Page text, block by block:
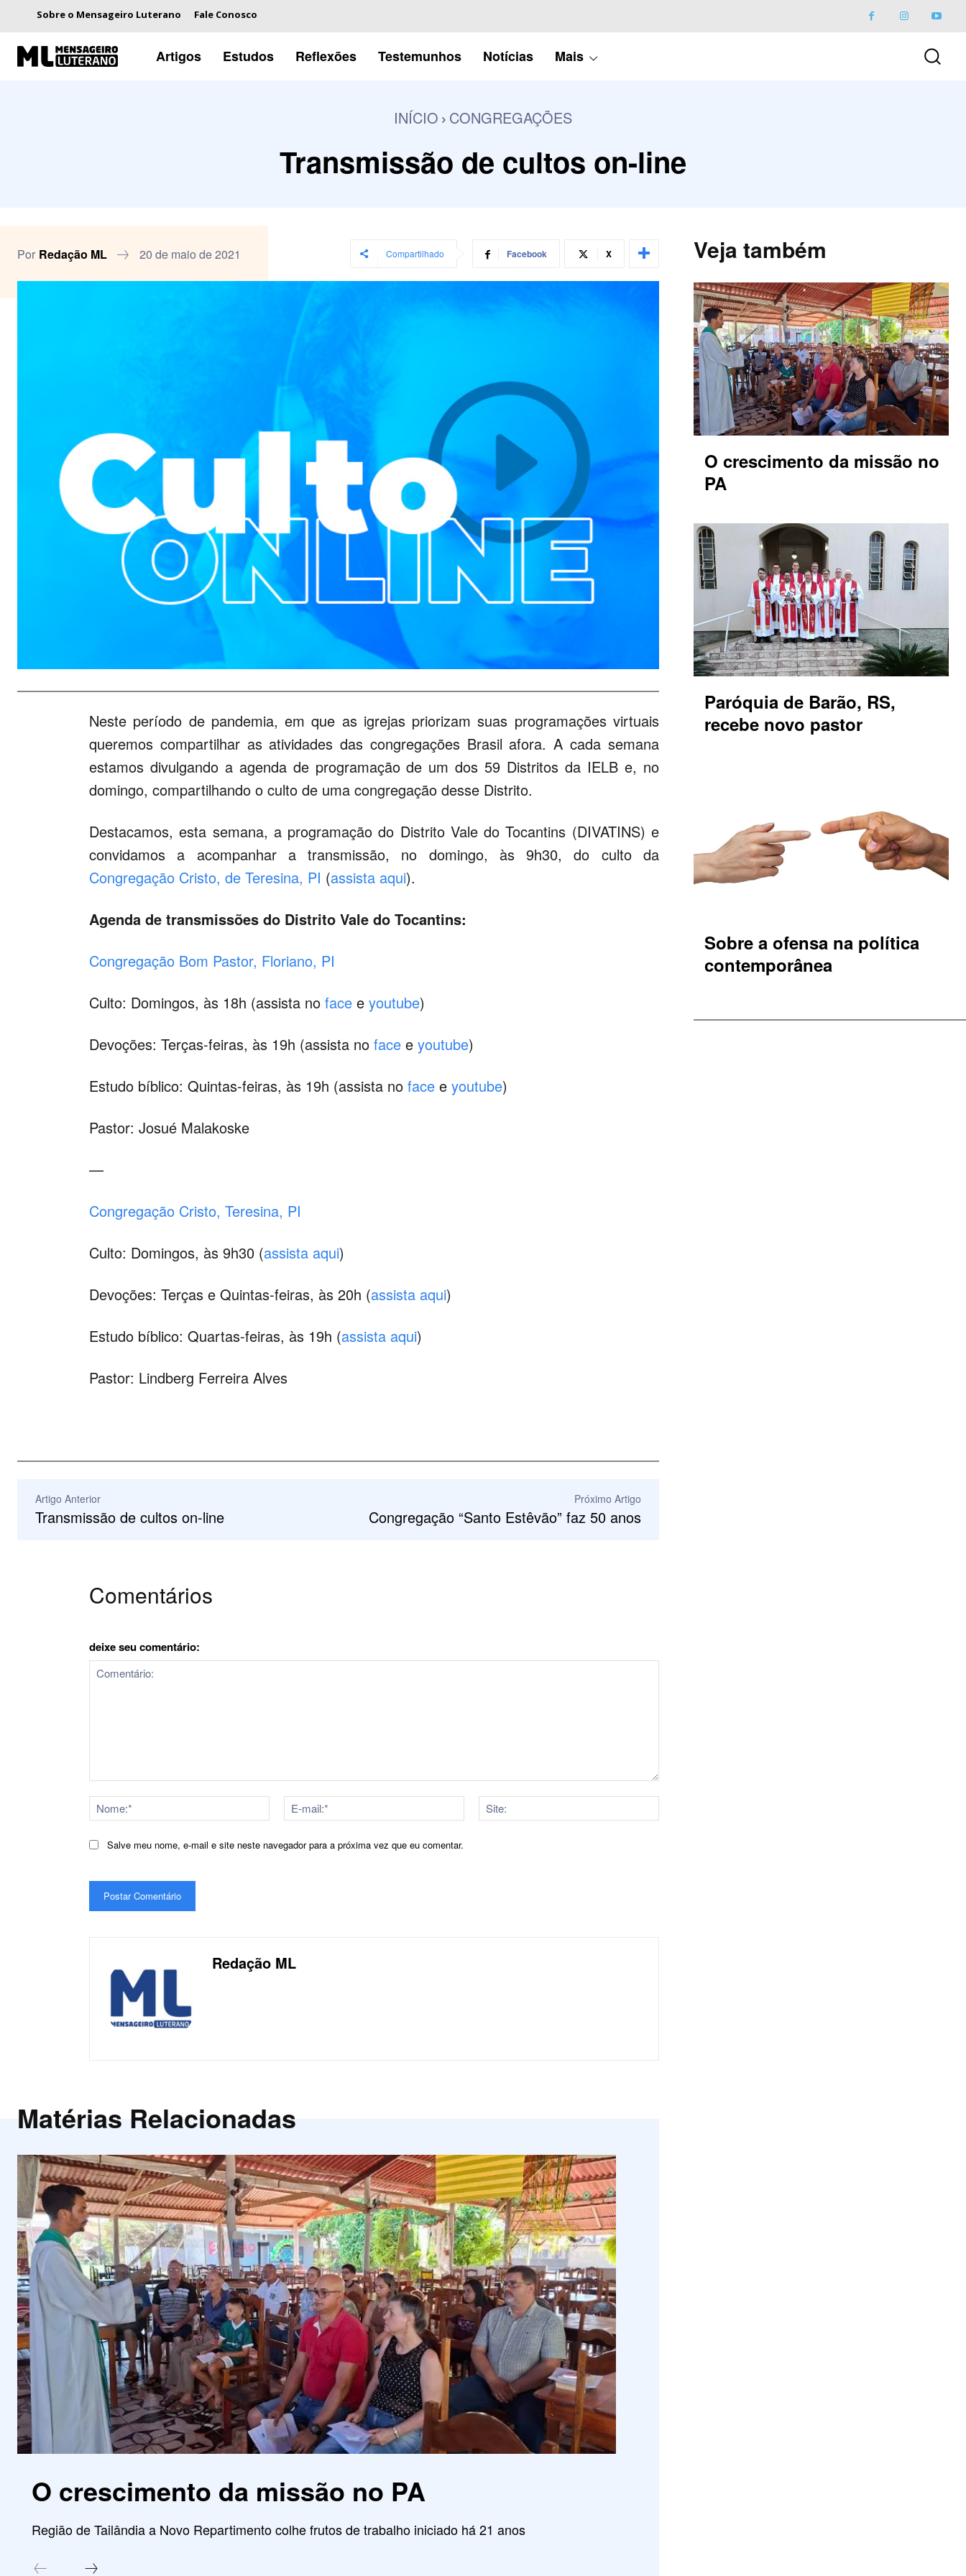
Sobre o Mensageiro Luterano Fale Conosco
Artigos Estudos Reflexões Testemunhos Notícias Mais
INÍCIO CONGREGAÇÕES
Transmissão de cultos on-line
Por Redação ML 20 de maio de 2021 Compartilhado Facebook X
Neste período de pandemia, em que as igrejas priorizam suas programações virtuais
queremos compartilhar as atividades das congregações Brasil afora. A cada semana
estamos divulgando a agenda de programação de um dos 59 Distritos da IELB e, no
domingo, compartilhando o culto de uma congregação desse Distrito.
Destacamos, esta semana, a programação do Distrito Vale do Tocantins (DIVATINS) e
convidamos a acompanhar a transmissão, no domingo, às 9h30, do culto da
Congregação Cristo, de Teresina, PI (assista aqui).
Agenda de transmissões do Distrito Vale do Tocantins:
Congregação Bom Pastor, Floriano, PI
Culto: Domingos, às 18h (assista no face e youtube)
Devoções: Terças-feiras, às 19h (assista no face e youtube)
Estudo bíblico: Quintas-feiras, às 19h (assista no face e youtube)
Pastor: Josué Malakoske
—
Congregação Cristo, Teresina, PI
Culto: Domingos, às 9h30 (assista aqui)
Devoções: Terças e Quintas-feiras, às 20h (assista aqui)
Estudo bíblico: Quartas-feiras, às 19h (assista aqui)
Pastor: Lindberg Ferreira Alves
Artigo Anterior
Transmissão de cultos on-line
Próximo Artigo
Congregação “Santo Estêvão” faz 50 anos
Comentários
deixe seu comentário:
Nome:*
mail:*
Salve meu nome, e-mail e site neste navegador para a próxima vez que eu comentar.
Redação ML
Matérias Relacionadas
O crescimento da missão no PA
Região de Tailândia a Novo Repartimento colhe frutos de trabalho iniciado há 21 anos
Veja também
O crescimento da missão no
PA
Paróquia de Barão, RS,
recebe novo pastor
Sobre a ofensa na política
contemporânea